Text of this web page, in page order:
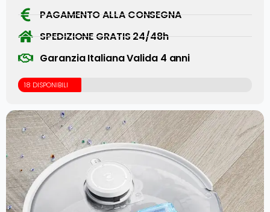
PAGAMENTO ALLA CONSEGNA
SPEDIZIONE GRATIS 24/48h
Garanzia Italiana Valida 4 anni
18 DISPONIBILI